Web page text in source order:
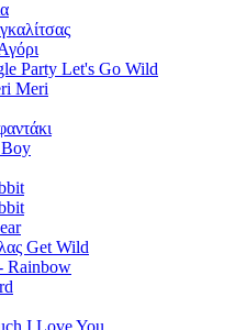
Party Let's Go Wild
Meri
Get Wild
Rainbow